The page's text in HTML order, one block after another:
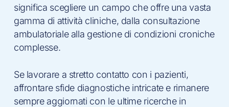
significa scegliere un campo che offre una vasta
gamma di attività cliniche, dalla consultazione
ambulatoriale alla gestione di condizioni croniche
complesse.
Se lavorare a stretto contatto con i pazienti,
affrontare sfide diagnostiche intricate e rimanere
sempre aggiornati con le ultime ricerche in